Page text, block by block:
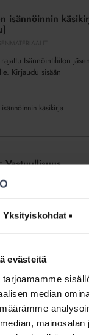
Yksityiskohdat
evästeitä
median
mainosalan
isännöinnin
Isännöintiliiton
Kirjaudu sisään
käsikirja
Vastuullisuus
muun muassa
isännöinnin
(lisäpalvelu)
on auttaa